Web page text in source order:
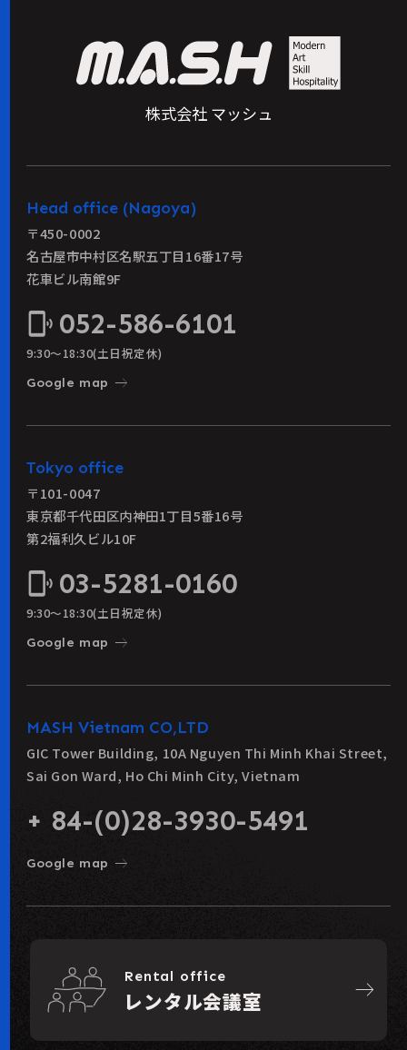
株式会社 マッシュ
Head office (Nagoya)
〒450-0002
名古屋市中村区名駅五丁目16番17号
花車ビル南館9F
phonelink_ring 052-586-6101
9:30〜18:30(土日祝定休)
Google map east
Tokyo office
〒101-0047
東京都千代田区内神田1丁目5番16号
第2福利久ビル10F
phonelink_ring 03-5281-0160
9:30〜18:30(土日祝定休)
Google map east
MASH Vietnam CO,LTD
GIC Tower Building, 10A Nguyen Thi Minh Khai Street,
Sai Gon Ward, Ho Chi Minh City, Vietnam
+ 84-(0)28-3930-5491
Google map east
Rental office
レンタル会議室 east